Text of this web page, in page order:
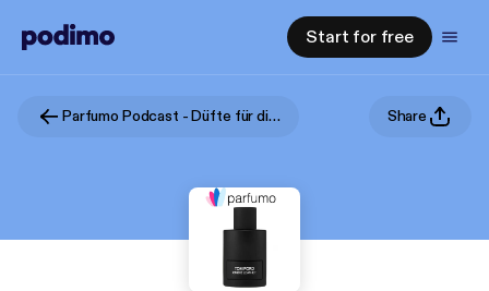
Start for free
Parfumo Podcast - Düfte für die Ohren Share